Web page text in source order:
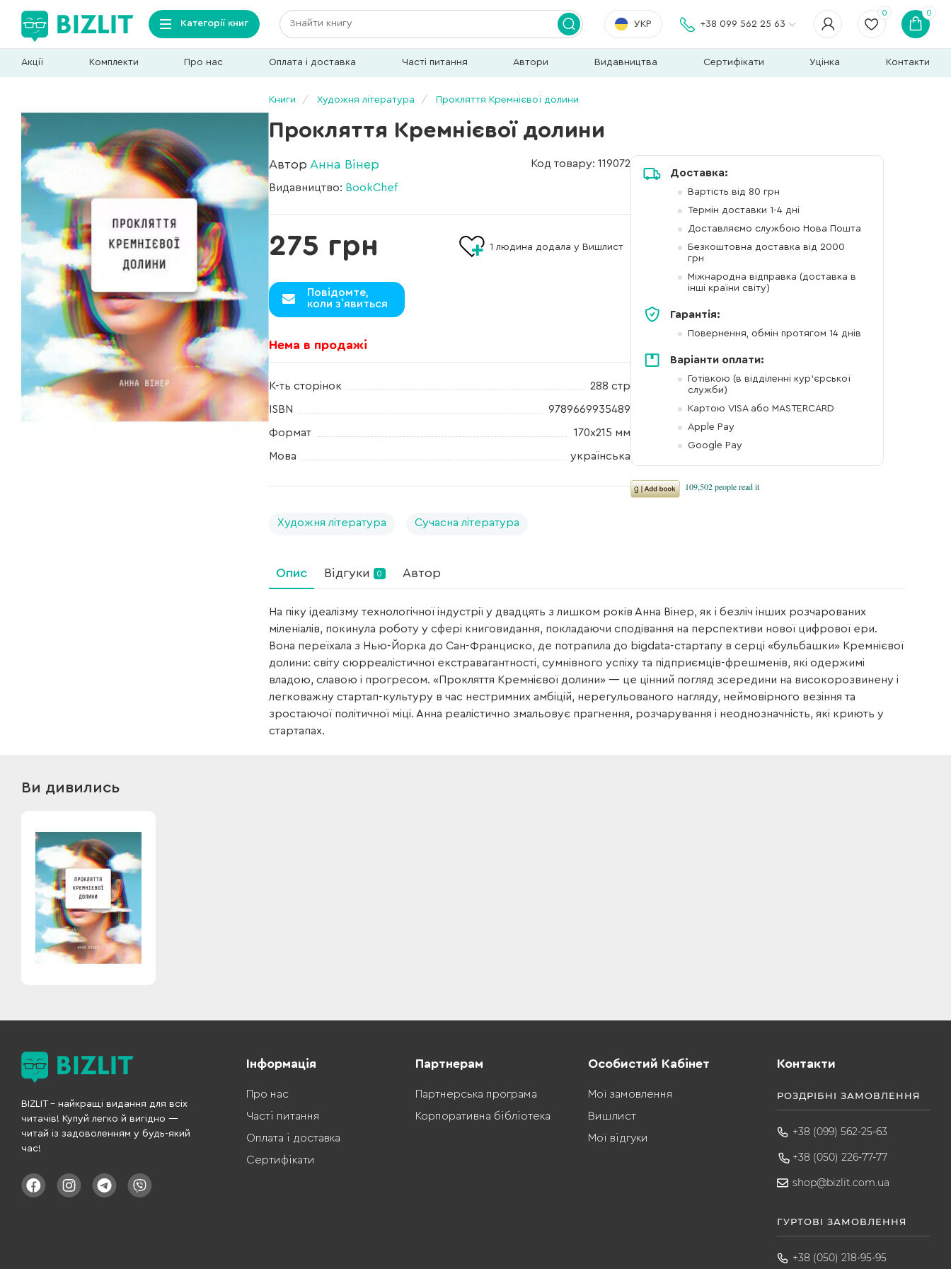
Категорії книг УКР +38 099 562 25 63
0 0
Акції Комплекти Про нас Оплата і доставка Часті питання Автори Видавництва Сертифікати Уцінка Контакти
Книги Художня література Прокляття Кремнієвої долини
Прокляття Кремнієвої долини
Автор Анна Вінер
Видавництво: BookChef
Код товару: 119072
275 грн
Повідомте,
коли з`явиться
1 людина додала у Вишлист
Нема в продажі
К-ть сторінок 288 стр
ISBN 9789669935489
Формат 170х215 мм
Мова українська
Художня література Сучасна література
Доставка:
Вартість від 80 грн
Термін доставки 1-4 дні
Доставляємо службою Нова Пошта
Безкоштовна доставка від 2000
грн
Міжнародна відправка (доставка в
інші країни світу)
Гарантія:
Повернення, обмін протягом 14 днів
Варіанти оплати:
Готівкою (в відділенні кур'єрської
служби)
Картою VISA або MASTERCARD
Apple Pay
Google Pay
Опис Відгуки 0 Автор
На піку ідеалізму технологічної індустрії у двадцять з лишком років Анна Вінер, як і безліч інших розчарованих
міленіалів, покинула роботу у сфері книговидання, покладаючи сподівання на перспективи нової цифрової ери.
Вона переїхала з Нью-Йорка до Сан-Франциско, де потрапила до bigdata-стартапу в серці «бульбашки» Кремнієвої
долини: світу сюрреалістичної екстравагантності, сумнівного успіху та підприємців-фрешменів, які одержимі
владою, славою і прогресом. «Прокляття Кремнієвої долини» — це цінний погляд зсередини на високорозвинену і
легковажну стартап-культуру в час нестримних амбіцій, нерегульованого нагляду, неймовірного везіння та
зростаючої політичної міці. Анна реалістично змальовує прагнення, розчарування і неоднозначність, які криють у
стартапах.
Ви дивились
BIZLIT – найкращі видання для всіх
читачів! Купуй легко й вигідно —
читай із задоволенням у будь-який
час!
Інформація
Про нас
Часті питання
Оплата і доставка
Сертифікати
Партнерам
Партнерська програма
Корпоративна бібліотека
Особистий Кабінет
Мої замовлення
Вишлист
Мої відгуки
Контакти
РОЗДРІБНІ ЗАМОВЛЕННЯ
+38 (099) 562-25-63
+38 (050) 226-77-77
shop@bizlit.com.ua
ГУРТОВІ ЗАМОВЛЕННЯ
+38 (050) 218-95-95